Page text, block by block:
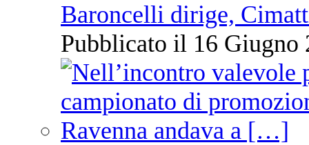
Baroncelli dirige,
Pubblicato il 16 Giugno